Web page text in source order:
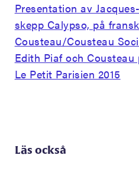
Presentation av
skepp Calypso, på
Cousteau/Cousteau
Edith Piaf och Cousteau
Le Petit Parisien 2015
Läs också